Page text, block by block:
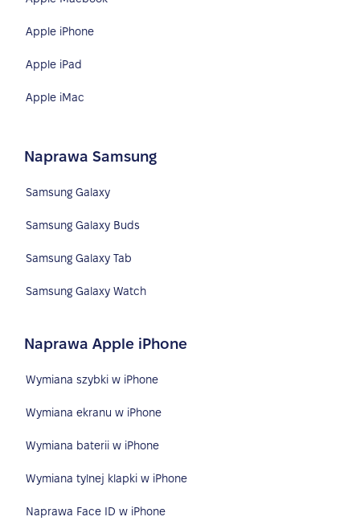
Apple iPhone
Apple iPad
Apple iMac
Naprawa Samsung
Samsung Galaxy
Samsung Galaxy Buds
Samsung Galaxy Tab
Samsung Galaxy Watch
Naprawa Apple iPhone
Wymiana szybki w iPhone
Wymiana ekranu w iPhone
Wymiana baterii w iPhone
Wymiana tylnej klapki w iPhone
Naprawa Face ID w iPhone